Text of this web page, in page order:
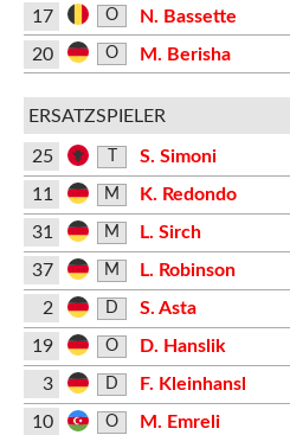
17 O N. Bassette
20 O M. Berisha
ERSATZSPIELER
25
S. Simoni
11
M K. Redondo
31 M L. Sirch
37 M
L. Robinson
2
D
S. Asta
19
O D. Hanslik
3 D
F. Kleinhansl
10
O M. Emreli